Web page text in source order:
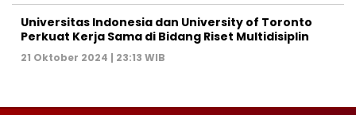
Universitas Indonesia dan University of Toronto
Perkuat Kerja Sama di Bidang Riset Multidisiplin
21 Oktober 2024 | 23:13 WIB